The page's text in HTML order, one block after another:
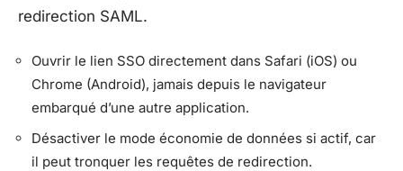
redirection SAML.
Ouvrir le lien SSO directement dans Safari (iOS) ou
Chrome (Android), jamais depuis le navigateur
embarqué d’une autre application.
Désactiver le mode économie de données si actif, car
il peut tronquer les requêtes de redirection.